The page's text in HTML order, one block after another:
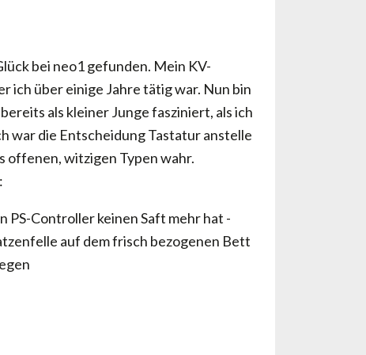
bei neo1 gefunden. Mein KV-
ich über einige Jahre tätig war. Nun bin
als kleiner Junge fasziniert, als ich
war die Entscheidung Tastatur anstelle
offenen, witzigen Typen wahr.
Controller keinen Saft mehr hat -
auf dem frisch bezogenen Bett